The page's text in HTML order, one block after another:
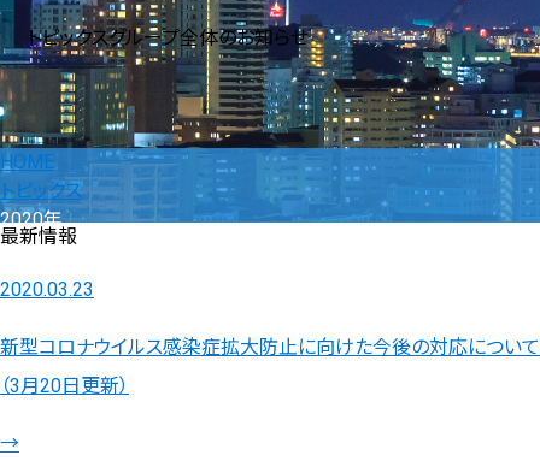
トピックスグループ全体のお知らせ
HOME
トピックス
2020年
最新情報
2020.03.23
新型コロナウイルス感染症拡大防止に向けた今後の対応について
（3月20日更新）
→